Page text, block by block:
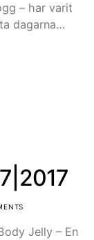
– har varit
dagarna…
Jelly – En